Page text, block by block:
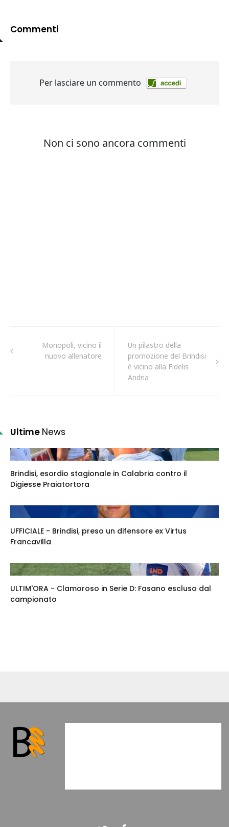
Commenti
Monopoli, vicino il
nuovo allenatore
Un pilastro della
promozione del Brindisi
è vicino alla Fidelis
Andria
Ultime News
Brindisi, esordio stagionale in Calabria contro il
Digiesse Praiatortora
UFFICIALE - Brindisi, preso un difensore ex Virtus
Francavilla
ULTIM'ORA - Clamoroso in Serie D: Fasano escluso dal
campionato